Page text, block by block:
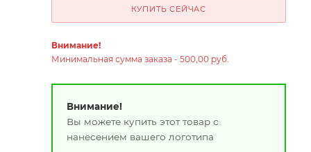
КУПИТЬ СЕЙЧАС
Внимание!
Минимальная сумма заказа - 500,00 руб.
Внимание!
Вы можете купить этот товар с
нанесением вашего логотипа